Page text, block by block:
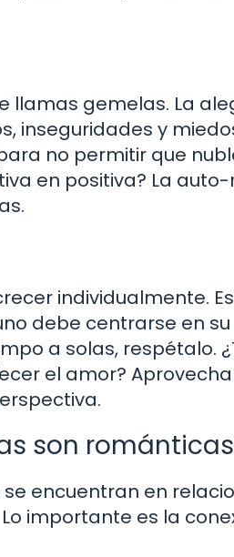
llamas gemelas. La
inseguridades y
no permitir que
en positiva? La auto-
individualmente.
debe centrarse en
a solas, respétalo.
el amor?
son
encuentran en
importante es la